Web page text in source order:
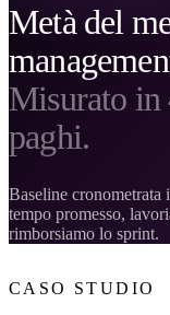
Metà del
Misurato in
paghi.
Baseline cronometrata
tempo promesso,
rimborsiamo lo sprint.
CASO STUDIO